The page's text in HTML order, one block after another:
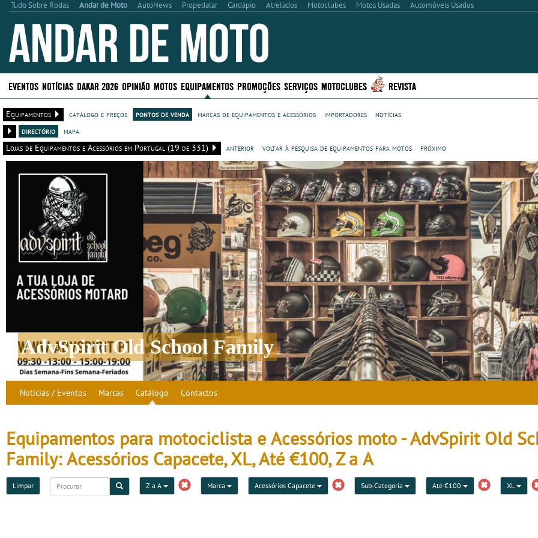
Tudo Sobre Rodas Andar de Moto AutoNews Propedalar Cardápio Atrelados Motoclubes Motos Usadas Automóveis Usados
EVENTOS NOTÍCIAS DAKAR 2026 OPINIÃO MOTOS EQUIPAMENTOS PROMOÇÕES SERVIÇOS MOTOCLUBES REVISTA
Equipamentos catálogo e preços pontos de venda marcas de equipamentos e acessórios importadores
notícias
directório
mapa
Lojas de Equipamentos e Acessórios em Portugal (19 de 331)
anterior voltar à pesquisa de equipamentos para motos próximo
AdvSpirit Old School Family
Notícias / Eventos Marcas Catálogo Contactos
Equipamentos para motociclista e Acessórios moto - AdvSpirit Old
Family: Acessórios Capacete, XL, Até €100, Z a A
Limpar Z a A Marca Acessórios Capacete Sub-Categoria Até €100 XL